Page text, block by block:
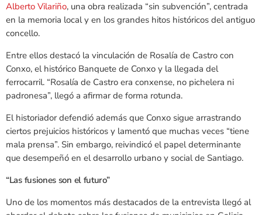
Alberto Vilariño, una obra realizada “sin subvención”, centrada
en la memoria local y en los grandes hitos históricos del antiguo
concello.
Entre ellos destacó la vinculación de Rosalía de Castro con
Conxo, el histórico Banquete de Conxo y la llegada del
ferrocarril. “Rosalía de Castro era conxense, no pichelera ni
padronesa”, llegó a afirmar de forma rotunda.
El historiador defendió además que Conxo sigue arrastrando
ciertos prejuicios históricos y lamentó que muchas veces “tiene
mala prensa”. Sin embargo, reivindicó el papel determinante
que desempeñó en el desarrollo urbano y social de Santiago.
“Las fusiones son el futuro”
Uno de los momentos más destacados de la entrevista llegó al